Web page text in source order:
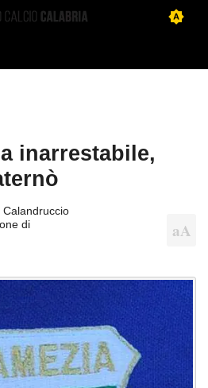
inarrestabile,
Calandruccio
di